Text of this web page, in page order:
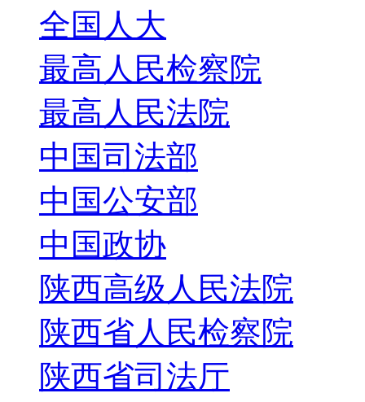
全国人大
最高人民检察院
最高人民法院
中国司法部
中国公安部
中国政协
陕西高级人民法院
陕西省人民检察院
陕西省司法厅